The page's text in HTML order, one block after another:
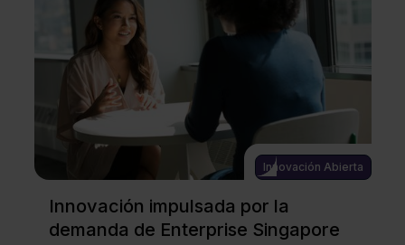
Innovación Abierta
Innovación impulsada por la
demanda de Enterprise Singapore